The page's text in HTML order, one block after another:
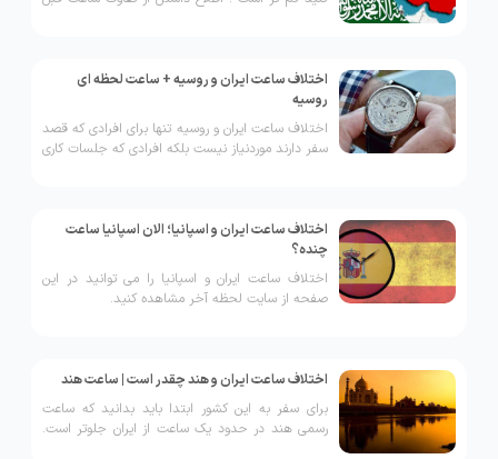
اختلاف ساعت ایران و روسیه + ساعت لحظه ای
روسیه
اختلاف ساعت ایران و روسیه تنها برای افرادی که قصد
سفر دارند مورد‌نیاز نیست بلکه افرادی که جلسات کاری
اختلاف ساعت ایران و اسپانیا؛ الان اسپانیا ساعت
چنده؟
اختلاف ساعت ایران و اسپانیا را می توانید در این
صفحه از سایت لحظه آخر مشاهده کنید.
اختلاف ساعت ایران و هند چقدر است | ساعت هند
برای سفر به این کشور ابتدا باید بدانید که ساعت
رسمی هند در حدود یک ساعت از ایران جلوتر است.